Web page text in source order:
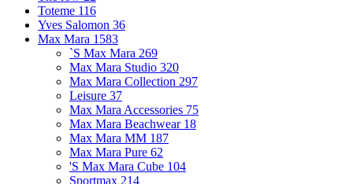
Toteme 116
Yves Salomon 36
Max Mara 1583
`S Max Mara 269
Max Mara Studio 320
Max Mara Collection 297
Leisure 37
Max Mara Accessories 75
Max Mara Beachwear 18
Max Mara MM 187
Max Mara Pure 62
'S Max Mara Cube 104
Sportmax 214